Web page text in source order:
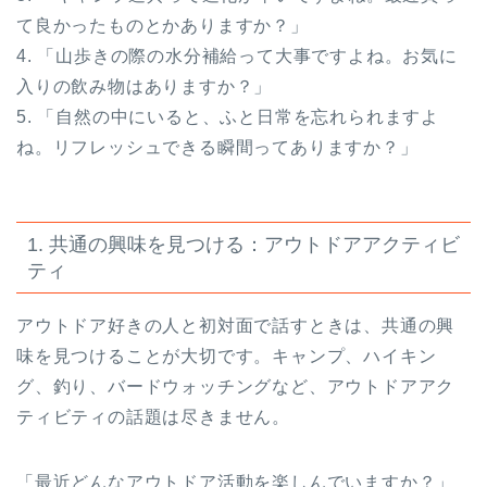
て良かったものとかありますか？」
4. 「山歩きの際の水分補給って大事ですよね。お気に
入りの飲み物はありますか？」
5. 「自然の中にいると、ふと日常を忘れられますよ
ね。リフレッシュできる瞬間ってありますか？」
1. 共通の興味を見つける：アウトドアアクティビ
ティ
アウトドア好きの人と初対面で話すときは、共通の興
味を見つけることが大切です。キャンプ、ハイキン
グ、釣り、バードウォッチングなど、アウトドアアク
ティビティの話題は尽きません。
「最近どんなアウトドア活動を楽しんでいますか？」